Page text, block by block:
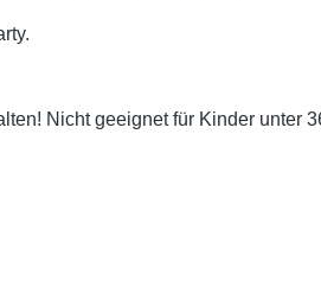
Nicht geeignet für Kinder